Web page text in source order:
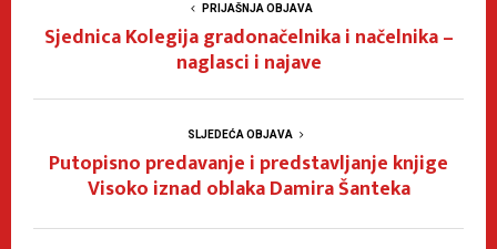
PRIJAŠNJA OBJAVA
Sjednica Kolegija gradonačelnika i načelnika –
naglasci i najave
SLJEDEĆA OBJAVA
Putopisno predavanje i predstavljanje knjige
Visoko iznad oblaka Damira Šanteka